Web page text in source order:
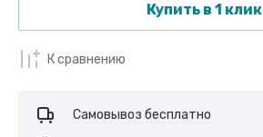
Купить в 1 клик
К сравнению
Самовывоз бесплатно